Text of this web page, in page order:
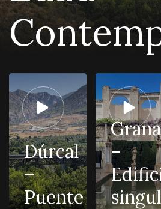
Dúrcal
–
Puente
–